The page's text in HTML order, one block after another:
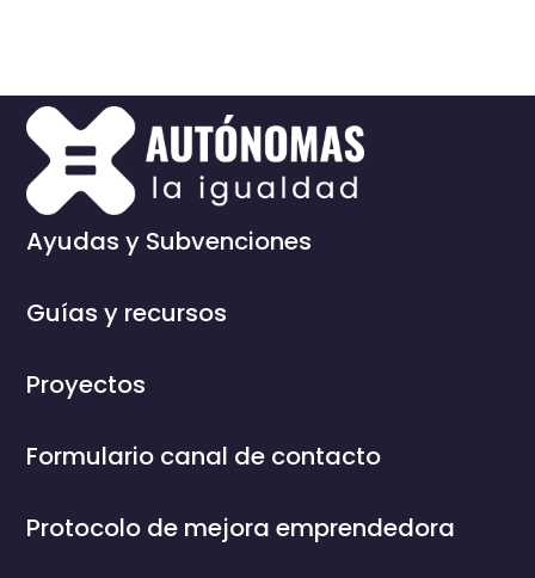
Ayudas y Subvenciones
Guías y recursos
Proyectos
Formulario canal de contacto
Protocolo de mejora emprendedora